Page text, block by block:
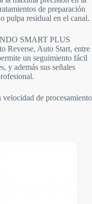
de preparación
pulpa residual en el canal.
SMART PLUS
Reverse, Auto Start, entre
un seguimiento fácil
y además sus señales
de procesamiento